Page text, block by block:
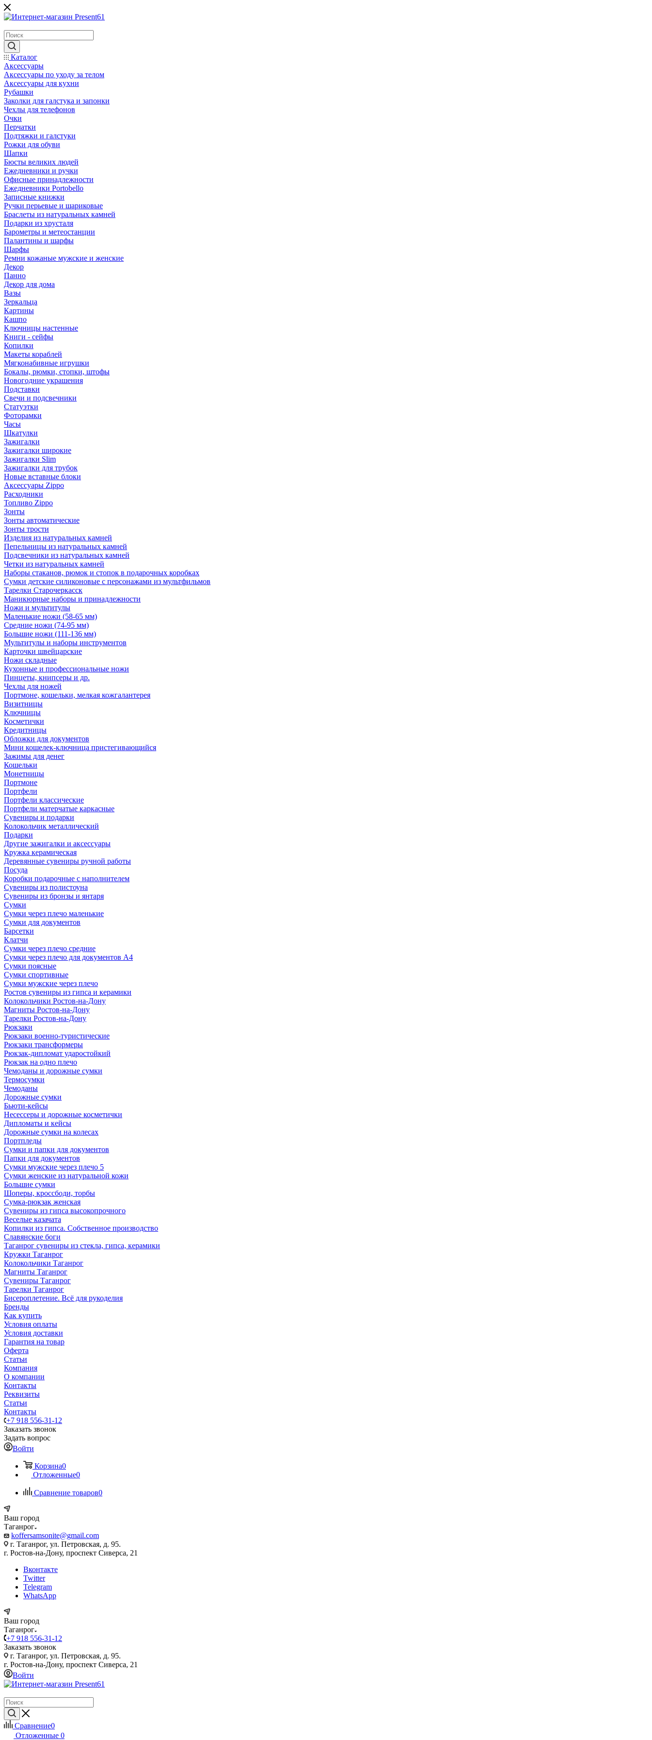
Каталог
Аксессуары
Аксессуары по уходу за телом
Аксессуары для кухни
Рубашки
Заколки для галстука и запонки
Чехлы для телефонов
Очки
Перчатки
Подтяжки и галстуки
Рожки для обуви
Шапки
Бюсты великих людей
Ежедневники и ручки
Офисные принадлежности
Ежедневники Portobello
Записные книжки
Ручки перьевые и шариковые
Браслеты из натуральных камней
Подарки из хрусталя
Барометры и метеостанции
Палантины и шарфы
Шарфы
Ремни кожаные мужские и женские
Декор
Панно
Декор для дома
Вазы
Зеркальца
Картины
Кашпо
Ключницы настенные
Книги - сейфы
Копилки
Макеты кораблей
Мягконабивные игрушки
Бокалы, рюмки, стопки, штофы
Новогодние украшения
Подставки
Свечи и подсвечники
Статуэтки
Фоторамки
Часы
Шкатулки
Зажигалки
Зажигалки широкие
Зажигалки Slim
Зажигалки для трубок
Новые вставные блоки
Аксессуары Zippo
Расходники
Топливо Zippo
Зонты
Зонты автоматические
Зонты трости
Изделия из натуральных камней
Пепельницы из натуральных камней
Подсвечники из натуральных камней
Четки из натуральных камней
Наборы стаканов, рюмок и стопок в подарочных коробках
Сумки детские силиконовые с персонажами из мультфильмов
Тарелки Старочеркасск
Маникюрные наборы и принадлежности
Ножи и мультитулы
Маленькие ножи (58-65 мм)
Средние ножи (74-95 мм)
Большие ножи (111-136 мм)
Мультитулы и наборы инструментов
Карточки швейцарские
Ножи складные
Кухонные и профессиональные ножи
Пинцеты, книпсеры и др.
Чехлы для ножей
Портмоне, кошельки, мелкая кожгалантерея
Визитницы
Ключницы
Косметички
Кредитницы
Обложки для документов
Мини кошелек-ключница пристегивающийся
Зажимы для денег
Кошельки
Монетницы
Портмоне
Портфели
Портфели классические
Портфели матерчатые каркасные
Сувениры и подарки
Колокольчик металлический
Подарки
Другие зажигалки и аксессуары
Кружка керамическая
Деревянные сувениры ручной работы
Посуда
Коробки подарочные с наполнителем
Сувениры из полистоуна
Сувениры из бронзы и янтаря
Сумки
Сумки через плечо маленькие
Сумки для документов
Барсетки
Клатчи
Сумки через плечо средние
Сумки через плечо для документов А4
Сумки поясные
Сумки спортивные
Сумки мужские через плечо
Ростов сувениры из гипса и керамики
Колокольчики Ростов-на-Дону
Магниты Ростов-на-Дону
Тарелки Ростов-на-Дону
Рюкзаки
Рюкзаки военно-туристические
Рюкзаки трансформеры
Рюкзак-дипломат ударостойкий
Рюкзак на одно плечо
Чемоданы и дорожные сумки
Термосумки
Чемоданы
Дорожные сумки
Бьюти-кейсы
Несессеры и дорожные косметички
Дипломаты и кейсы
Дорожные сумки на колесах
Портпледы
Сумки и папки для документов
Папки для документов
Сумки мужские через плечо 5
Сумки женские из натуральной кожи
Большие сумки
Шоперы, кроссбоди, торбы
Сумка-рюкзак женская
Сувениры из гипса высокопрочного
Веселые казачата
Копилки из гипса. Собственное производство
Славянские боги
Таганрог сувениры из стекла, гипса, керамики
Кружки Таганрог
Колокольчики Таганрог
Магниты Таганрог
Сувениры Таганрог
Тарелки Таганрог
Бисероплетение. Всё для рукоделия
Бренды
Как купить
Условия оплаты
Условия доставки
Гарантия на товар
Оферта
Статьи
Компания
О компании
Контакты
Реквизиты
Статьи
Контакты
+7 918 556-31-12
Заказать звонок
Задать вопрос
Войти
Корзина0
Отложенные0
Сравнение товаров0
Ваш город
Таганрог
koffersamsonite@gmail.com
г. Таганрог, ул. Петровская, д. 95.
г. Ростов-на-Дону, проспект Сиверса, 21
Вконтакте
Twitter
Telegram
WhatsApp
Ваш город
Таганрог
+7 918 556-31-12
Заказать звонок
г. Таганрог, ул. Петровская, д. 95.
г. Ростов-на-Дону, проспект Сиверса, 21
Войти
Сравнение0
Отложенные 0